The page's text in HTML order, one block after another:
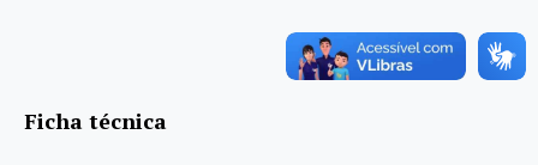
Ficha técnica